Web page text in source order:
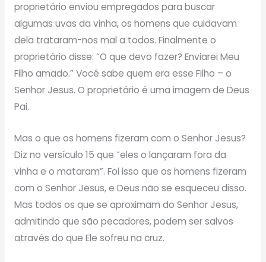
proprietário enviou empregados para buscar
algumas uvas da vinha, os homens que cuidavam
dela trataram-nos mal a todos. Finalmente o
proprietário disse: “O que devo fazer? Enviarei Meu
Filho amado.” Você sabe quem era esse Filho – o
Senhor Jesus. O proprietário é uma imagem de Deus
Pai.
Mas o que os homens fizeram com o Senhor Jesus?
Diz no versículo 15 que “eles o lançaram fora da
vinha e o mataram”. Foi isso que os homens fizeram
com o Senhor Jesus, e Deus não se esqueceu disso.
Mas todos os que se aproximam do Senhor Jesus,
admitindo que são pecadores, podem ser salvos
através do que Ele sofreu na cruz.